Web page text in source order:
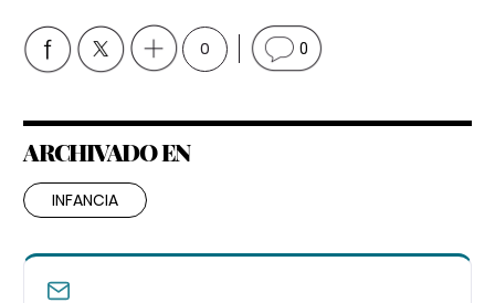
0 0
ARCHIVADO EN
INFANCIA